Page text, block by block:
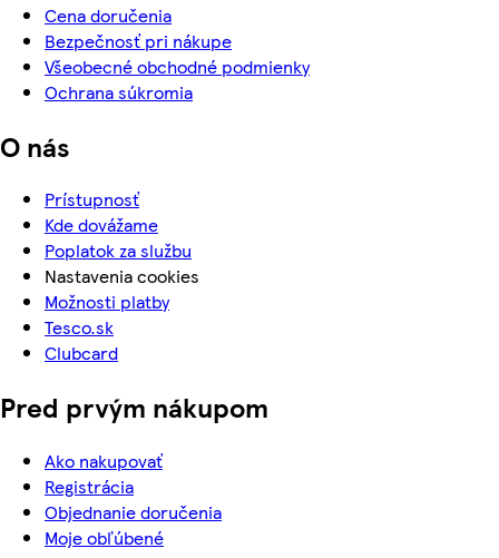
Cena doručenia
Bezpečnosť pri nákupe
Všeobecné obchodné podmienky
Ochrana súkromia
O nás
Prístupnosť
Kde dovážame
Poplatok za službu
Nastavenia cookies
Možnosti platby
Tesco.sk
Clubcard
Pred prvým nákupom
Ako nakupovať
Registrácia
Objednanie doručenia
Moje obľúbené